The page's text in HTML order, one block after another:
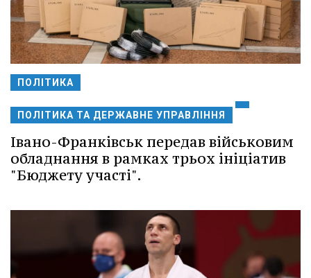
ПОЛІТИКА
ПОЛІТИКА ТА ДЕРЖАВНЕ УПРАВЛІННЯ
Івано-Франківськ передав військовим
обладнання в рамках трьох ініціатив
"Бюджету участі".